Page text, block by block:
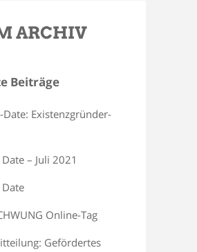
ARCHIV
Beiträge
Date: Existenzgründer-
– Juli 2021
Date
Online-Tag
Gefördertes